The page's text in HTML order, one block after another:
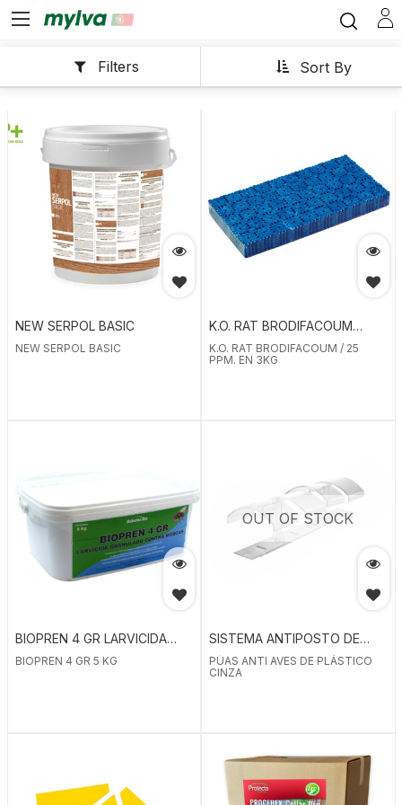
Sort By
Filters
NEW SERPOL BASIC
NEW SERPOL BASIC
K.O. RAT BRODIFACOUM
25PPM EN 3KG
K.O. RAT BRODIFACOUM / 25
PPM. EN 3KG
BIOPREN 4 GR LARVICIDA
CONCENTRADO GRÂNULOS
BIOPREN 4 GR 5 KG
OUT OF STOCK
SISTEMA ANTIPOSTO DE
POMBOS
PÚAS ANTI AVES DE PLÁSTICO
CINZA